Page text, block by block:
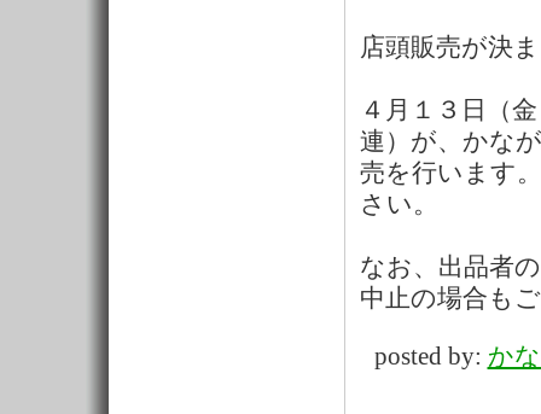
店頭販売が決
４月１３日（
連）が、かな
売を行います
さい。
なお、出品者
中止の場合も
posted by: か